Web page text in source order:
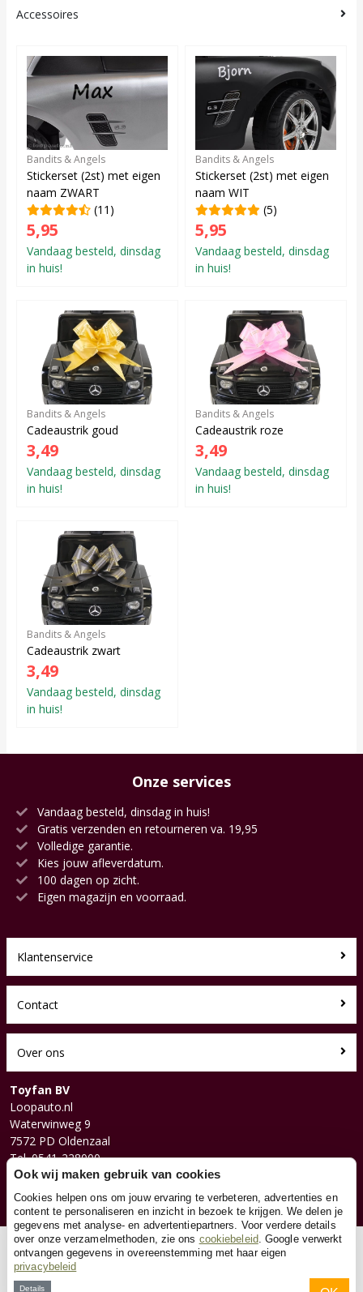
Accessoires
Bandits & Angels
Stickerset (2st) met eigen
naam ZWART
(11)
5,95
Vandaag besteld, dinsdag
in huis!
Bandits & Angels
Stickerset (2st) met eigen
naam WIT
(5)
5,95
Vandaag besteld, dinsdag
in huis!
Bandits & Angels
Cadeaustrik goud
3,49
Vandaag besteld, dinsdag
in huis!
Bandits & Angels
Cadeaustrik roze
3,49
Vandaag besteld, dinsdag
in huis!
Bandits & Angels
Cadeaustrik zwart
3,49
Vandaag besteld, dinsdag
in huis!
Onze services
Vandaag besteld, dinsdag in huis!
Gratis verzenden en retourneren va. 19,95
Volledige garantie.
Kies jouw afleverdatum.
100 dagen op zicht.
Eigen magazijn en voorraad.
Klantenservice
Contact
Over ons
Toyfan BV
Loopauto.nl
Waterwinweg 9
7572 PD Oldenzaal
Tel. 0541-228000
Facebook
Instagram
© 2026 Toyfan BV
Ook wij maken gebruik van cookies
Cookies helpen ons om jouw ervaring te verbeteren, advertenties en
content te personaliseren en inzicht in bezoek te krijgen. We delen je
gegevens met analyse- en advertentiepartners. Voor verdere details
over onze verzamelmethoden, zie ons cookiebeleid. Google verwerkt
ontvangen gegevens in overeenstemming met haar eigen
privacybeleid
Details